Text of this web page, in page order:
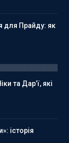
для Прайду: як
та Дар’ї, які
історія